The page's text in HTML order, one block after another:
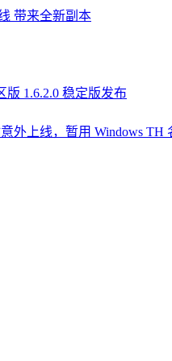
带来全新副本
版 1.6.2.0 稳定版发布
外上线，暂用 Windows TH